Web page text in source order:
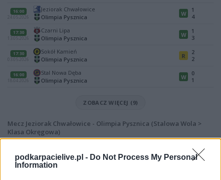
podkarpacielive.pl - Do Not Process My Personal
Information
16:00
24.05.2026
Jeziorak Chwałowice
Olimpia Pysznica
W
1
4
17:30
13.05.2026
Czarni Lipa
Olimpia Pysznica
W
1
3
17:30
03.05.2026
Sokół Kamień
Olimpia Pysznica
R
2
2
16:00
18.04.2026
Stal Nowa Dęba
Olimpia Pysznica
W
0
1
ZOBACZ WIĘCEJ (9)
Mecz Jeziorak Chwałowice - Olimpia Pysznica (Stalowa Wola >
Klasa Okręgowa)
rozegrane zostanie w ramach Stalowa Wola > Klasa Okręgowa (26. kolejki
- Stalowa Wola > Klasa Okręgowa).